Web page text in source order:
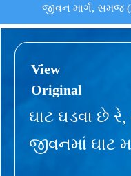
જીવન માર્ગ, સમજ
View
Original
ઘાટ ઘડવા છે રે,
જીવનમાં ઘાટ